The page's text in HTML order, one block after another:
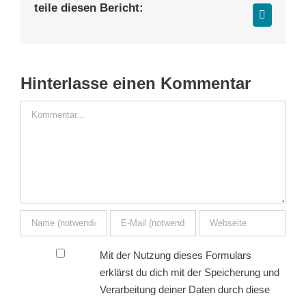
teile diesen Bericht:
E-
Mail
Hinterlasse einen Kommentar
Kommentar
Mit der Nutzung dieses Formulars
erklärst du dich mit der Speicherung und
Verarbeitung deiner Daten durch diese